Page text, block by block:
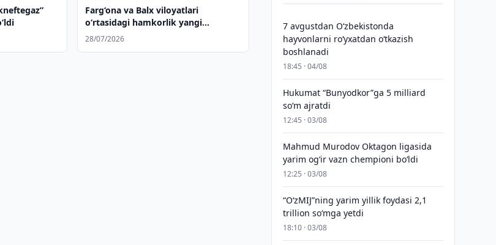
Farg‘ona va Balx viloyatlari
o‘rtasidagi hamkorlik yangi
bosqichga ko‘tarilmoqda
28/07/2026
7 avgustdan O‘zbekistonda
hayvonlarni ro‘yxatdan o‘tkazish
boshlanadi
18:45 · 04/08
Hukumat “Bunyodkor”ga 5 milliard
so‘m ajratdi
12:45 · 03/08
Mahmud Murodov Oktagon ligasida
yarim og‘ir vazn chempioni bo‘ldi
12:25 · 03/08
“O‘zMIJ”ning yarim yillik foydasi 2,1
trillion so‘mga yetdi
18:10 · 03/08